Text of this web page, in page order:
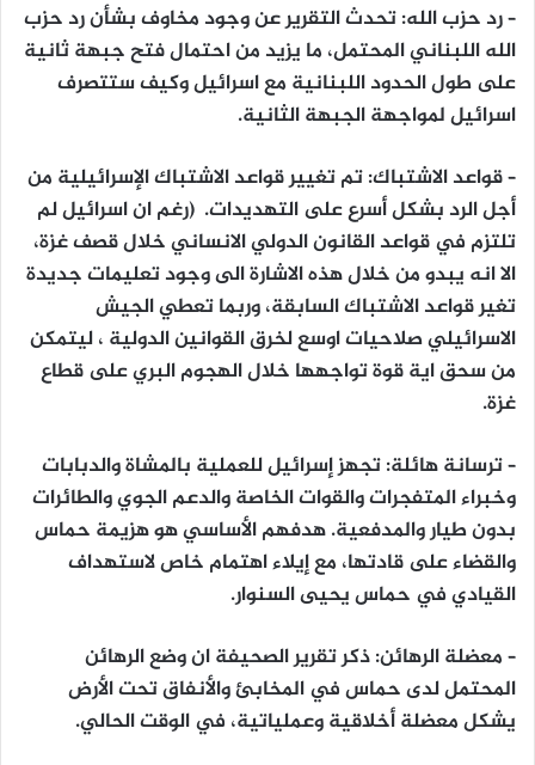
– رد حزب الله: تحدث التقرير عن وجود مخاوف بشأن رد حزب
الله اللبناني المحتمل، ما يزيد من احتمال فتح جبهة ثانية
على طول الحدود اللبنانية مع اسرائيل وكيف ستتصرف
اسرائيل لمواجهة الجبهة الثانية.
– قواعد الاشتباك: تم تغيير قواعد الاشتباك الإسرائيلية من
أجل الرد بشكل أسرع على التهديدات. (رغم ان اسرائيل لم
تلتزم في قواعد القانون الدولي الانساني خلال قصف غزة،
الا انه يبدو من خلال هذه الاشارة الى وجود تعليمات جديدة
تغير قواعد الاشتباك السابقة، وربما تعطي الجيش
الاسرائيلي صلاحيات اوسع لخرق القوانين الدولية ، ليتمكن
من سحق اية قوة تواجهها خلال الهجوم البري على قطاع
غزة.
– ترسانة هائلة: تجهز إسرائيل للعملية بالمشاة والدبابات
وخبراء المتفجرات والقوات الخاصة والدعم الجوي والطائرات
بدون طيار والمدفعية. هدفهم الأساسي هو هزيمة حماس
والقضاء على قادتها، مع إيلاء اهتمام خاص لاستهداف
القيادي في حماس يحيى السنوار.
– معضلة الرهائن: ذكر تقرير الصحيفة ان وضع الرهائن
المحتمل لدى حماس في المخابئ والأنفاق تحت الأرض
يشكل معضلة أخلاقية وعملياتية، في الوقت الحالي.